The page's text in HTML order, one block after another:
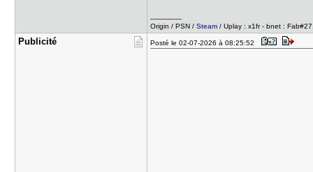
---------------
Origin / PSN /Steam / Uplay : x1fr - bnet :
Publicité Posté le 02-07-2026 à 08:25:52